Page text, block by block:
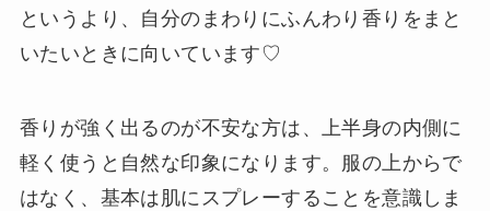
というより、自分のまわりにふんわり香りをまと
いたいときに向いています♡
香りが強く出るのが不安な方は、上半身の内側に
軽く使うと自然な印象になります。服の上からで
はなく、基本は肌にスプレーすることを意識しま